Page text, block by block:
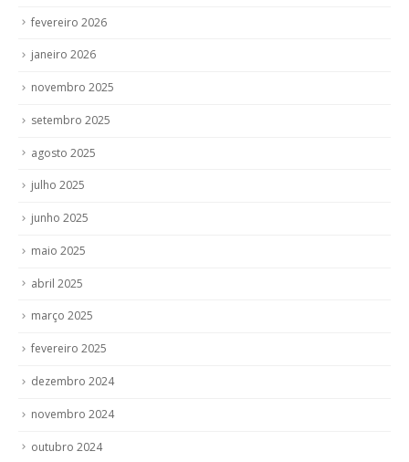
fevereiro 2026
janeiro 2026
novembro 2025
setembro 2025
agosto 2025
julho 2025
junho 2025
maio 2025
abril 2025
março 2025
fevereiro 2025
dezembro 2024
novembro 2024
outubro 2024